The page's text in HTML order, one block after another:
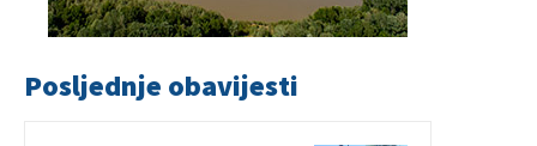
Posljednje obavijesti